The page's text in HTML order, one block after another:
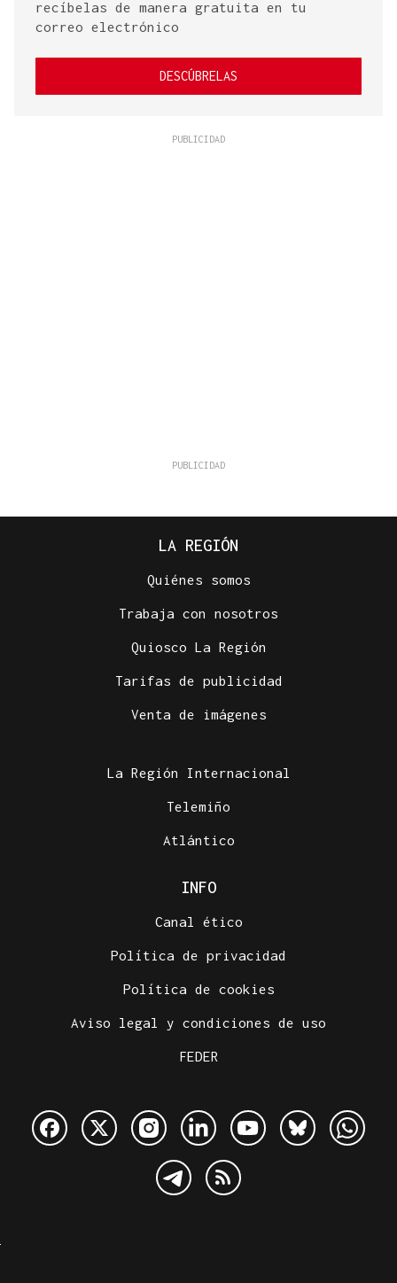
recíbelas de manera gratuita en tu
correo electrónico
DESCÚBRELAS
LA REGIÓN
Quiénes somos
Trabaja con nosotros
Quiosco La Región
Tarifas de publicidad
Venta de imágenes
La Región Internacional
Telemiño
Atlántico
INFO
Canal ético
Política de privacidad
Política de cookies
Aviso legal y condiciones de uso
FEDER